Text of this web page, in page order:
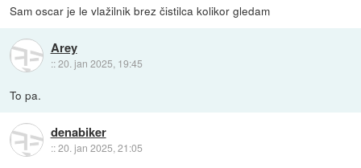
Sam oscar je le vlažilnik brez čistilca kolikor gledam
Arey
::20. jan 2025, 19:45
To pa.
denabiker
::20. jan 2025, 21:05